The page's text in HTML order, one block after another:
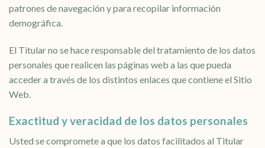
patrones de navegación y para recopilar información
demográfica.
El Titular no se hace responsable del tratamiento de los datos
personales que realicen las páginas web a las que pueda
acceder a través de los distintos enlaces que contiene el Sitio
Web.
Exactitud y veracidad de los datos personales
Usted se compromete a que los datos facilitados al Titular